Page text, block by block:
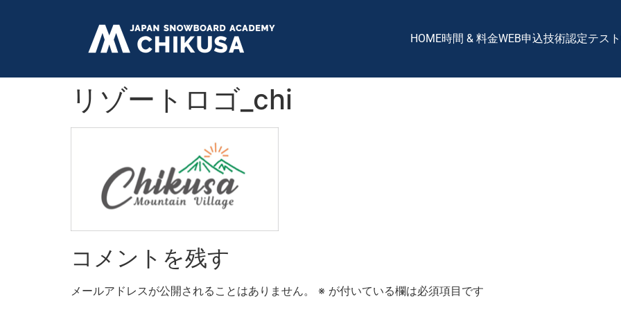
HOME時間 & 料金WEB申込技術認定テスト
リゾートロゴ_chi
コメントを残す
メールアドレスが公開されることはありません。 ※ が付いている欄は必須項目です